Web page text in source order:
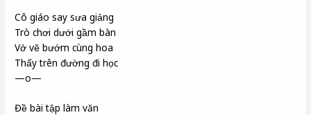
Cô giáo say sưa giảng
Trò chơi dưới gầm bàn
Vở vẽ bướm cùng hoa
Thấy trên đường đi học
—o—
Đề bài tập làm văn